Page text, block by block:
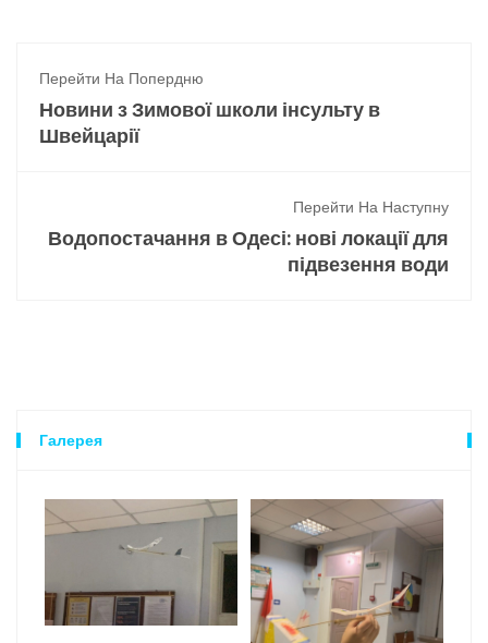
Перейти На Попердню
Новини з Зимової школи інсульту в
Швейцарії
Перейти На Наступну
Водопостачання в Одесі: нові локації для
підвезення води
Галерея